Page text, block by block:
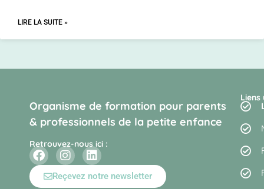
LIRE LA SUITE »
Organisme de formation pour parents
& professionnels de la petite enfance
Retrouvez-nous ici :
Reçevez notre newsletter
Liens